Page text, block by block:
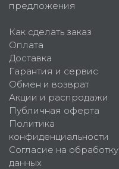
предложения
Как сделать заказ
Оплата
Доставка
Гарантия и сервис
Обмен и возврат
Акции и распродажи
Публичная оферта
Политика
конфиденциальности
Согласие на обработку
данных